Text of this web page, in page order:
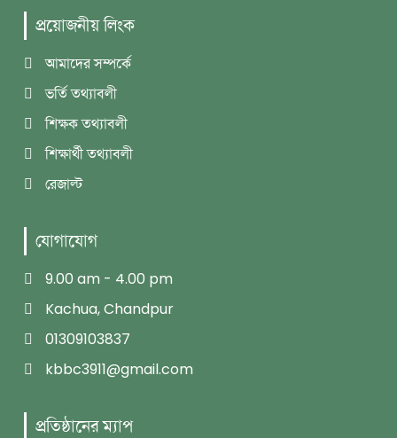
প্রয়োজনীয় লিংক
আমাদের সম্পর্কে
ভর্তি তথ্যাবলী
শিক্ষক তথ্যাবলী
শিক্ষার্থী তথ্যাবলী
রেজাল্ট
যোগাযোগ
9.00 am - 4.00 pm
Kachua, Chandpur
01309103837
kbbc3911@gmail.com
প্রতিষ্ঠানের ম্যাপ